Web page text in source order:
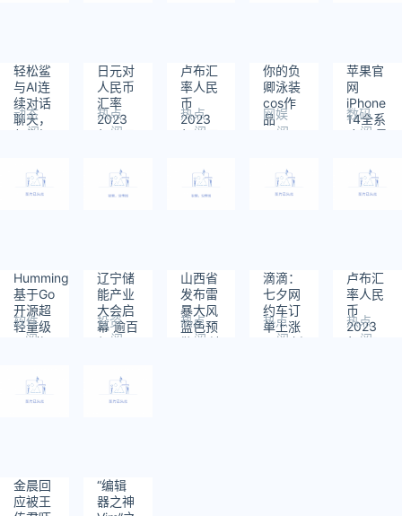
轻松鲨
与AI连
续对话
聊天，
帮你解
疑问。
动态
阅
554
日元对
人民币
汇率
2023
年12月
热点
阅
520
卢布汇
率人民
币
2023
年10月
热点
阅
你的负
卿泳装
cos作
品
网娱
阅
690
苹果官
网
iPhone
14全系
降价 最
1000
数码
阅
707
HummingBird
基于Go
开源超
轻量级
IoT 物
软件
阅
1304
辽宁储
能产业
大会启
幕 逾百
亿元项
阳打造
北方储
能之都
投资
阅
531
山西省
发布雷
暴大风
蓝色预
警 局地
热点
阅
滴滴：
七夕网
约车订
单上涨
41% 新
热点
阅
卢布汇
率人民
币
2023
年8月
热点
阅
金晨回
应被王
“编辑
器之神